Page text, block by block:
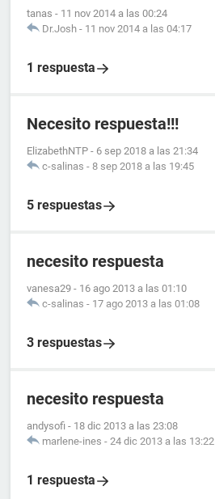
tanas - 11 nov 2014 a las 00:24
Dr.Josh - 11 nov 2014 a las 04:17
1 respuesta
Necesito respuesta!!!
ElizabethNTP - 6 sep 2018 a las 21:34
c-salinas - 8 sep 2018 a las 19:45
5 respuestas
necesito respuesta
vanesa29 - 16 ago 2013 a las 01:10
c-salinas - 17 ago 2013 a las 01:08
3 respuestas
necesito respuesta
andysofi - 18 dic 2013 a las 23:08
marlene-ines - 24 dic 2013 a las 13:22
1 respuesta